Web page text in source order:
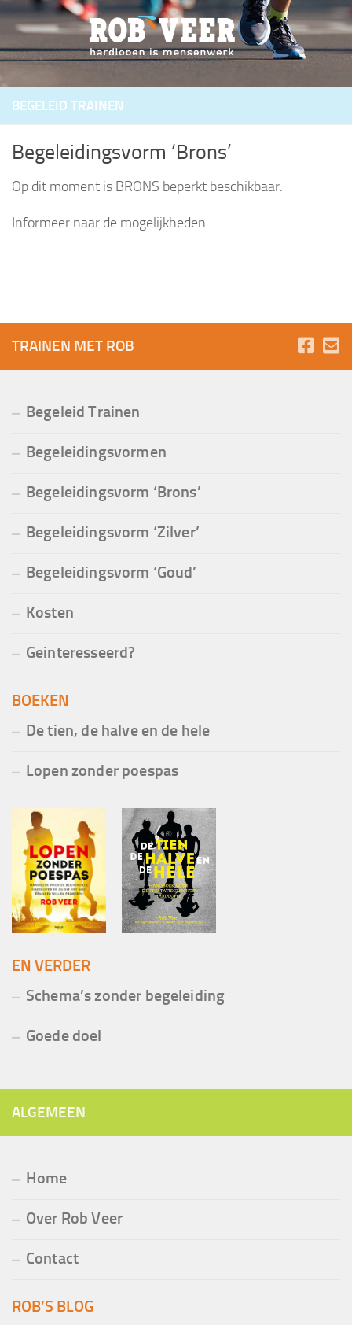
Doorgaan naar inhoud
BEGELEID TRAINEN
Begeleidingsvorm ‘Brons’
Op dit moment is BRONS beperkt beschikbaar.
Informeer naar de mogelijkheden.
TRAINEN MET ROB
Begeleid Trainen
Begeleidingsvormen
Begeleidingsvorm ‘Brons’
Begeleidingsvorm ‘Zilver’
Begeleidingsvorm ‘Goud’
Kosten
Geinteresseerd?
BOEKEN
De tien, de halve en de hele
Lopen zonder poespas
EN VERDER
Schema’s zonder begeleiding
Goede doel
ALGEMEEN
Home
Over Rob Veer
Contact
ROB’S BLOG